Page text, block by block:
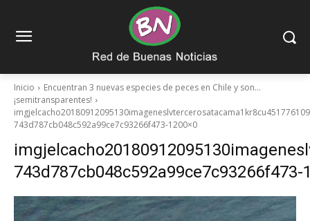
Inicio
Encuentran 3 nuevas especies de peces en Chile y son…
¡semitransparentes!
743d787cb048c592a99ce7c93266f473-1200×0
743d787cb048c592a99ce7c93266f473-